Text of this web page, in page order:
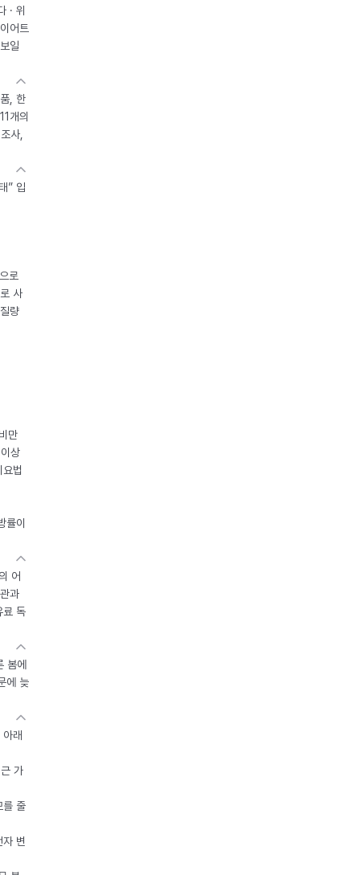
· 위
어트
일
, 한
개의
사,
” 입
로
사
량
만
상
법
률이
어
과
료 독
봄에
에 늦
래
가
를 줄
변